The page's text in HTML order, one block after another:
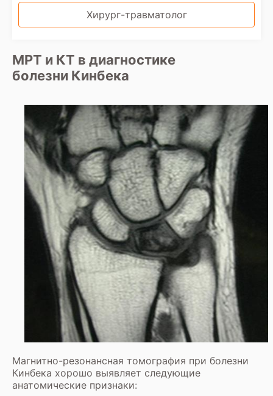
Хирург-травматолог
МРТ и КТ в диагностике
болезни Кинбека
Магнитно-резонансная томография при болезни
Кинбека хорошо выявляет следующие
анатомические признаки: